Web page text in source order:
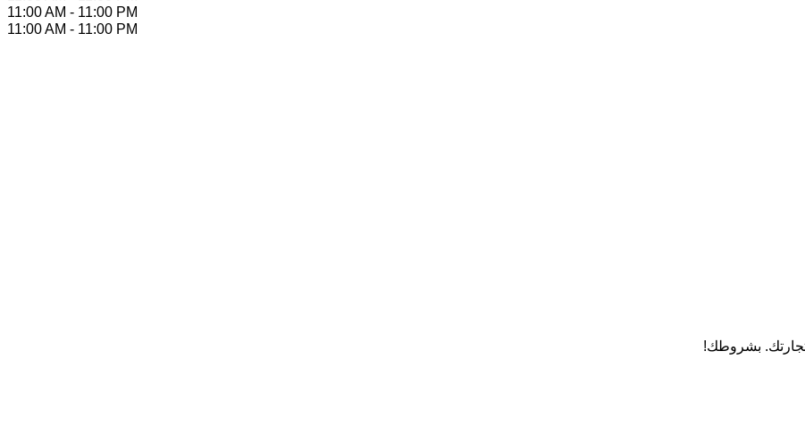
11:00 AM - 11:00 PM
11:00 AM - 11:00 PM
تجارتك. بشروطك!